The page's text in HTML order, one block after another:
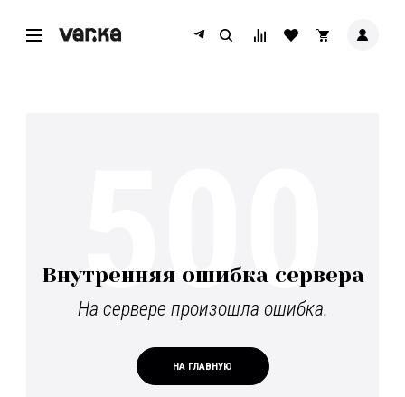
Внутренняя ошибка сервера
На сервере произошла ошибка.
НА ГЛАВНУЮ
500